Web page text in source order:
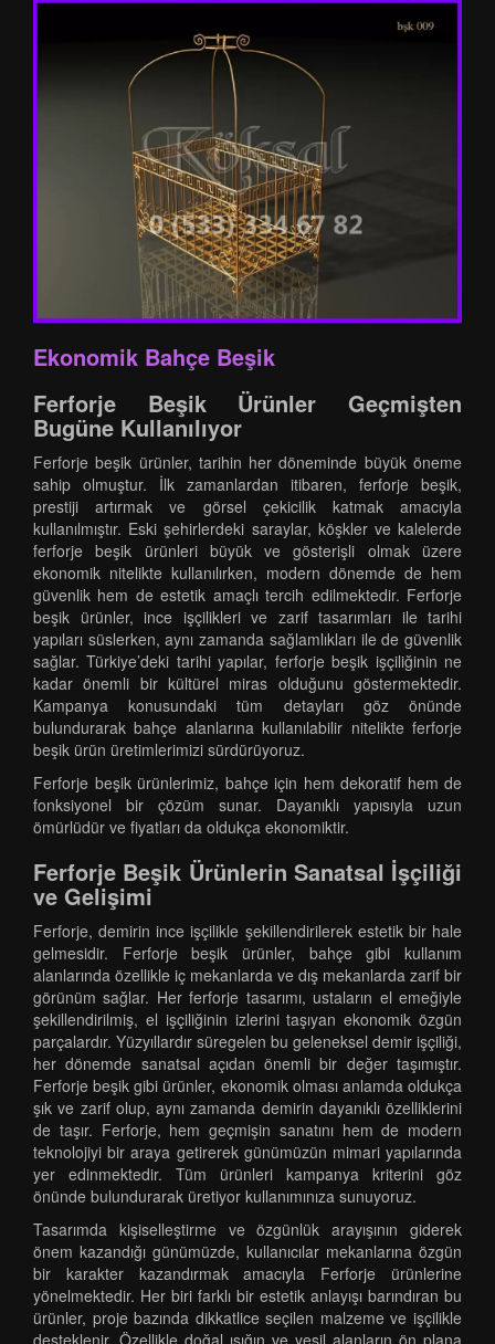
Ekonomik Bahçe Beşik
Ferforje Beşik Ürünler Geçmişten
Bugüne Kullanılıyor
Ferforje beşik ürünler, tarihin her döneminde büyük öneme
sahip olmuştur. İlk zamanlardan itibaren, ferforje beşik,
prestiji artırmak ve görsel çekicilik katmak amacıyla
kullanılmıştır. Eski şehirlerdeki saraylar, köşkler ve kalelerde
ferforje beşik ürünleri büyük ve gösterişli olmak üzere
ekonomik nitelikte kullanılırken, modern dönemde de hem
güvenlik hem de estetik amaçlı tercih edilmektedir. Ferforje
beşik ürünler, ince işçilikleri ve zarif tasarımları ile tarihi
yapıları süslerken, aynı zamanda sağlamlıkları ile de güvenlik
sağlar. Türkiye’deki tarihi yapılar, ferforje beşik işçiliğinin ne
kadar önemli bir kültürel miras olduğunu göstermektedir.
Kampanya konusundaki tüm detayları göz önünde
bulundurarak bahçe alanlarına kullanılabilir nitelikte ferforje
beşik ürün üretimlerimizi sürdürüyoruz.
Ferforje beşik ürünlerimiz, bahçe için hem dekoratif hem de
fonksiyonel bir çözüm sunar. Dayanıklı yapısıyla uzun
ömürlüdür ve fiyatları da oldukça ekonomiktir.
Ferforje Beşik Ürünlerin Sanatsal İşçiliği
ve Gelişimi
Ferforje, demirin ince işçilikle şekillendirilerek estetik bir hale
gelmesidir. Ferforje beşik ürünler, bahçe gibi kullanım
alanlarında özellikle iç mekanlarda ve dış mekanlarda zarif bir
görünüm sağlar. Her ferforje tasarımı, ustaların el emeğiyle
şekillendirilmiş, el işçiliğinin izlerini taşıyan ekonomik özgün
parçalardır. Yüzyıllardır süregelen bu geleneksel demir işçiliği,
her dönemde sanatsal açıdan önemli bir değer taşımıştır.
Ferforje beşik gibi ürünler, ekonomik olması anlamda oldukça
şık ve zarif olup, aynı zamanda demirin dayanıklı özelliklerini
de taşır. Ferforje, hem geçmişin sanatını hem de modern
teknolojiyi bir araya getirerek günümüzün mimari yapılarında
yer edinmektedir. Tüm ürünleri kampanya kriterini göz
önünde bulundurarak üretiyor kullanımınıza sunuyoruz.
Tasarımda kişiselleştirme ve özgünlük arayışının giderek
önem kazandığı günümüzde, kullanıcılar mekanlarına özgün
bir karakter kazandırmak amacıyla Ferforje ürünlerine
yönelmektedir. Her biri farklı bir estetik anlayışı barındıran bu
ürünler, proje bazında dikkatlice seçilen malzeme ve işçilikle
desteklenir. Özellikle doğal ışığın ve yeşil alanların ön plana